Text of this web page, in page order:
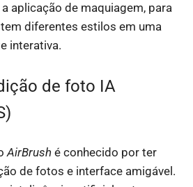
aplicação de maquiagem, para
diferentes estilos em uma
interativa.
de foto IA
AirBrush é conhecido por ter
de fotos e interface amigável.